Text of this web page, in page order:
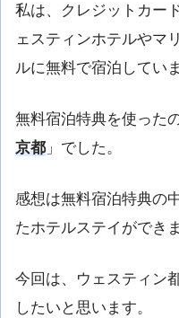
私は、クレジットカー
ェスティンホテルやマ
ルに無料で宿泊していま
無料宿泊特典を使った
京都 」でした。
感想は無料宿泊特典の
たホテルステイができ
今回は、ウェスティン
したいと思います。